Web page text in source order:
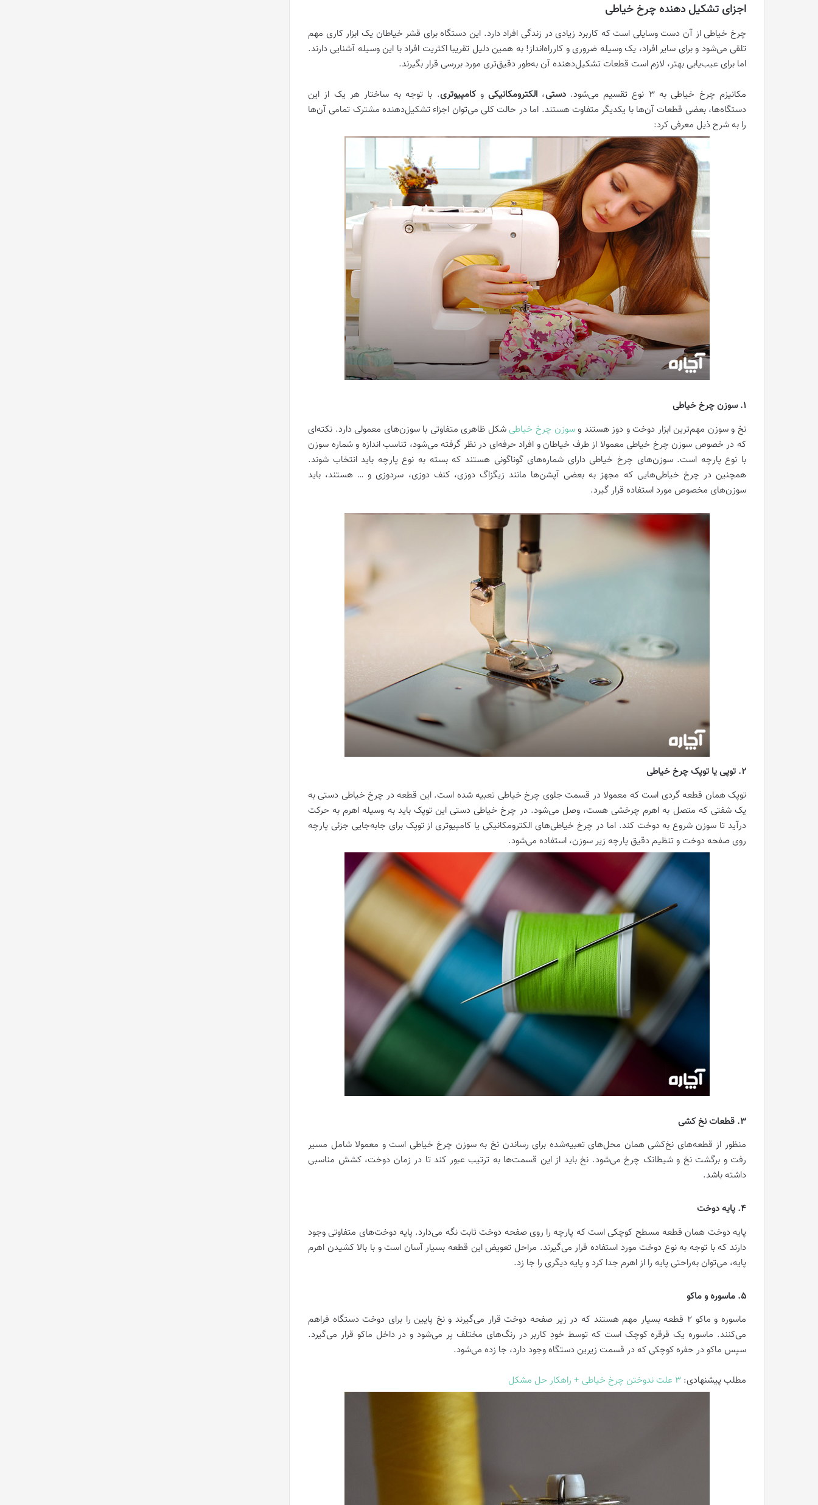
اجزای تشکیل دهنده چرخ خیاطی
چرخ خیاطی از آن دست وسایلی است که کاربرد زیادی در زندگی افراد دارد. این دستگاه برای قشر خیاطان یک ابزار کاری مهم
تلقی می‌شود و برای سایر افراد، یک وسیله ضروری و کارراه‌انداز! به همین دلیل تقریبا اکثریت افراد با این وسیله آشنایی دارند.
اما برای عیب‌یابی بهتر، لازم است قطعات تشکیل‌دهنده آن به‌طور دقیق‌تری مورد بررسی قرار بگیرند.
مکانیزم چرخ خیاطی‌ به 3 نوع تقسیم می‌شود. دستی، الکترومکانیکیوکامپیوتری. با توجه به ساختار هر یک از این
دستگاه‌ها، بعضی قطعات آن‌ها با یکدیگر متفاوت هستند. اما در حالت کلی می‌توان اجزاء تشکیل‌دهنده مشترک تمامی آن‌ها
را به شرح ذیل معرفی کرد:
1. سوزن چرخ خیاطی
نخ و سوزن مهم‌ترین ابزار دوخت و دوز هستند وسوزن چرخ خیاطیشکل ظاهری متفاوتی با سوزن‌های معمولی دارد. نکته‌ای
که در خصوص سوزن چرخ خیاطی معمولا از طرف خیاطان و افراد حرفه‌ای در نظر گرفته می‌شود، تناسب اندازه و شماره سوزن
با نوع پارچه است. سوزن‌های چرخ خیاطی دارای شماره‌های گوناگونی هستند که بسته به نوع پارچه باید انتخاب شوند.
همچنین در چرخ‌ خیاطی‌هایی که مجهز به بعضی آپشن‌ها مانند زیگزاگ دوزی، کنف دوزی، سردوزی و … هستند، باید
سوزن‌های مخصوص مورد استفاده قرار گیرد.
2. توپی یا توپک چرخ خیاطی
توپک همان قطعه گردی است که معمولا در قسمت جلوی چرخ خیاطی تعبیه شده است. این قطعه در چرخ خیاطی‌ دستی به
یک شفتی که متصل به اهرم چرخشی هست، وصل می‌شود. در چرخ خیاطی دستی این توپک باید به وسیله اهرم به حرکت
درآید تا سوزن شروع به دوخت کند. اما در چرخ خیاطی‌های الکترومکانیکی یا کامپیوتری از توپک برای جابه‌جایی جزئی پارچه
روی صفحه دوخت و تنظیم دقیق پارچه زیر سوزن، استفاده می‌شود.
3. قطعات نخ کشی
منظور از قطعه‌های نخ‌کشی همان محل‌های تعبیه‌شده برای رساندن نخ به سوزن چرخ خیاطی است و معمولا شامل مسیر
رفت و برگشت نخ و شیطانک چرخ می‌شود. نخ باید از این قسمت‌ها به ترتیب عبور کند تا در زمان دوخت، کشش مناسبی
داشته باشد.
4. پایه دوخت
پایه دوخت همان قطعه مسطح کوچکی است که پارچه را روی صفحه دوخت ثابت نگه می‌دارد. پایه دوخت‌های متفاوتی وجود
دارند که با توجه به نوع دوخت مورد استفاده قرار می‌گیرند. مراحل تعویض این قطعه بسیار آسان است و با بالا کشیدن اهرم
پایه، می‌توان به‌راحتی پایه را از اهرم جدا کرد و پایه دیگری را جا زد.
5. ماسوره و ماکو
ماسوره و ماکو 2 قطعه بسیار مهم هستند که در زیر صفحه دوخت قرار می‌گیرند و نخ پایین را برای دوخت دستگاه فراهم
می‌کنند. ماسوره یک قرقره کوچک است که توسط خودِ کاربر در رنگ‌های مختلف پر می‌شود و در داخل ماکو قرار می‌گیرد.
سپس ماکو در حفره کوچکی که در قسمت زیرین دستگاه وجود دارد، جا زده می‌شود.
مطلب پیشنهادی: 3 علت ندوختن چرخ خیاطی + راهکار حل مشکل